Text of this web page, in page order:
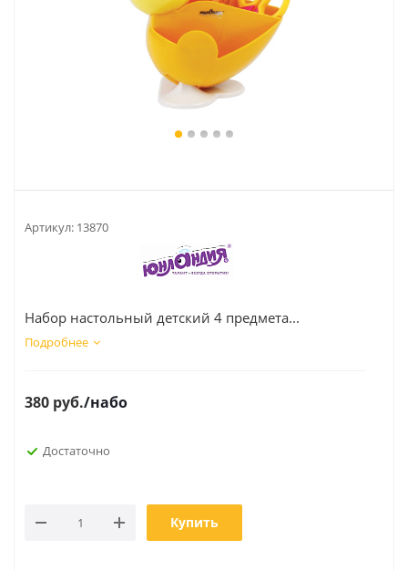
Артикул: 13870
Набор настольный детский 4 предмета...
Подробнее
380 руб./набо
Достаточно
Купить